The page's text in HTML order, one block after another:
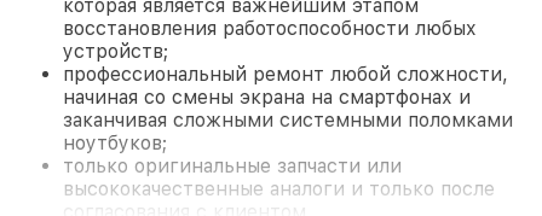
которая является важнейшим этапом
восстановления работоспособности любых
устройств;
профессиональный ремонт любой сложности,
начиная со смены экрана на смартфонах и
заканчивая сложными системными поломками
ноутбуков;
только оригинальные запчасти или
высококачественные аналоги и только после